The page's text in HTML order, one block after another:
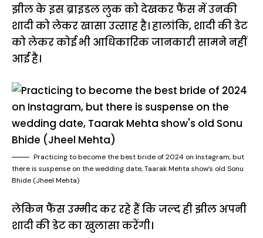
झील के इस ब्राइडल लुक को देखकर फैंस में उनकी
शादी को लेकर खासा उत्साह है। हालांकि, शादी की डेट
को लेकर कोई भी आधिकारिक जानकारी सामने नहीं
आई है।
Practicing to become the best bride of 2024 on Instagram, but
there is suspense on the wedding date, Taarak Mehta show’s old Sonu
Bhide (Jheel Mehta)
लेकिन फैंस उम्मीद कर रहे हैं कि जल्द ही झील अपनी
शादी की डेट का खुलासा करेंगी।